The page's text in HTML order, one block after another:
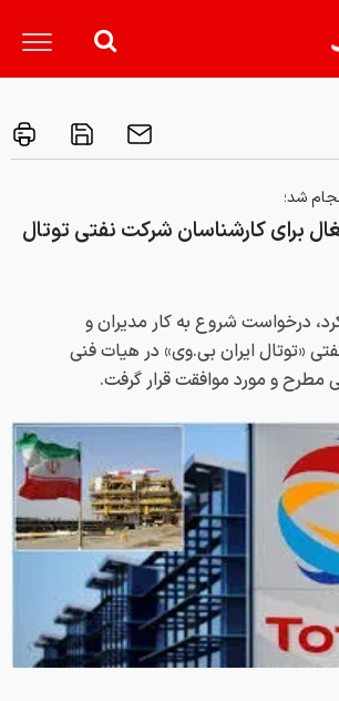
شد؛
برای کارشناسان شرکت نفتی توتال
درخواست شروع به کار مدیران و
«توتال ایران بی.وی» در هیات فنی
مطرح و مورد موافقت قرار گرفت.